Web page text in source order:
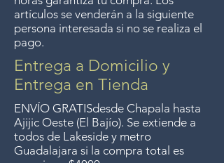
línea.
Entrega gratis en toda la zona
del Lago de Chapala por
compras mayor de $4000
pesos. Aceptamos
devoluciones hasta 7 días
después de la venta a menos
que los artículos tengan un
precio de oferta, lo sentimos,
artículos se venderán a la siguiente
persona interesada si no se realiza el
pago.
Entrega a Domicilio y
Entrega en Tienda
ENVÍO GRATISdesde Chapala hasta
Ajijic Oeste (El Bajío). Se extiende a
todos de Lakeside y metro
Guadalajara si la compra total es